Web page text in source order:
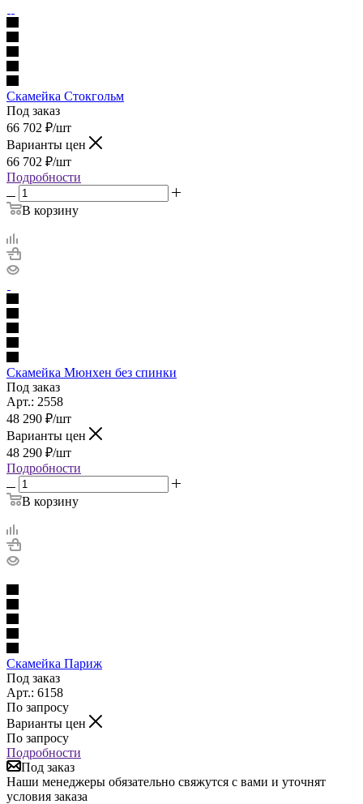
Скамейка Стокгольм
Под заказ
66 702 ₽/шт
Варианты цен
66 702 ₽/шт
Подробности
В корзину
Скамейка Мюнхен без спинки
Под заказ
Арт.: 2558
48 290 ₽/шт
Варианты цен
48 290 ₽/шт
Подробности
В корзину
Скамейка Париж
Под заказ
Арт.: 6158
По запросу
Варианты цен
По запросу
Подробности
Под заказ
Наши менеджеры обязательно свяжутся с вами и уточнят
условия заказа